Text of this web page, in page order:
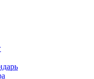
базу данных